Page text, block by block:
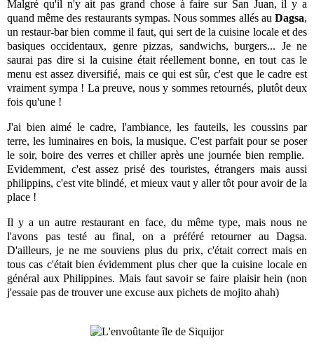
Malgré qu'il n'y ait pas grand chose à faire sur San Juan, il y a
quand même des restaurants sympas. Nous sommes allés au Dagsa,
un restaur-bar bien comme il faut, qui sert de la cuisine locale et des
basiques occidentaux, genre pizzas, sandwichs, burgers... Je ne
saurai pas dire si la cuisine était réellement bonne, en tout cas le
menu est assez diversifié, mais ce qui est sûr, c'est que le cadre est
vraiment sympa ! La preuve, nous y sommes retournés, plutôt deux
fois qu'une !
J'ai bien aimé le cadre, l'ambiance, les fauteils, les coussins par
terre, les luminaires en bois, la musique. C'est parfait pour se poser
le soir, boire des verres et chiller après une journée bien remplie.
Evidemment, c'est assez prisé des touristes, étrangers mais aussi
philippins, c'est vite blindé, et mieux vaut y aller tôt pour avoir de la
place !
Il y a un autre restaurant en face, du même type, mais nous ne
l'avons pas testé au final, on a préféré retourner au Dagsa.
D'ailleurs, je ne me souviens plus du prix, c'était correct mais en
tous cas c'était bien évidemment plus cher que la cuisine locale en
général aux Philippines. Mais faut savoir se faire plaisir hein (non
j'essaie pas de trouver une excuse aux pichets de mojito ahah)